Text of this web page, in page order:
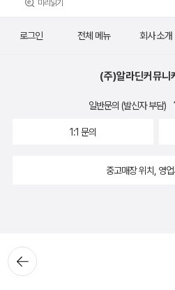
미리읽기
뒤로가
기
로그인 전체 메뉴 회사 소개
(주)알라딘커뮤니
일반문의 (발신자 부담)
1:1 문의
중고매장 위치, 영